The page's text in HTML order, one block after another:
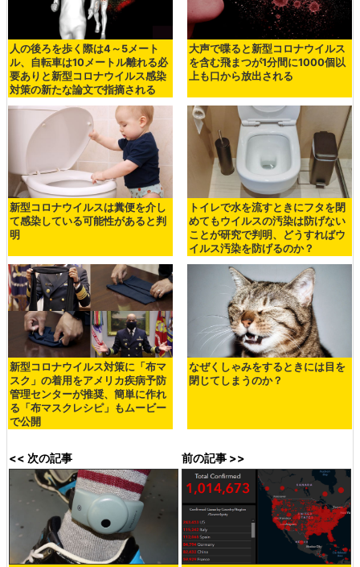
人の後ろを歩く際は4～5メート
ル、自転車は10メートル離れる必
要ありと新型コロナウイルス感染
対策の新たな論文で指摘される
大声で喋ると新型コロナウイルス
を含む飛まつが1分間に1000個以
上も口から放出される
新型コロナウイルスは糞便を介し
て感染している可能性があると判
明
トイレで水を流すときにフタを閉
めてもウイルスの汚染は防げない
ことが研究で判明、どうすればウ
イルス汚染を防げるのか？
新型コロナウイルス対策に「布マ
スク」の着用をアメリカ疾病予防
管理センターが推奨、簡単に作れ
る「布マスクレシピ」もムービー
で公開
なぜくしゃみをするときには目を
閉じてしまうのか？
<< 次の記事 前の記事 >>